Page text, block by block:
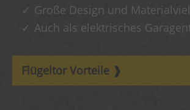
Große Design und
Auch als elektrisches
Flügeltor Vorteile